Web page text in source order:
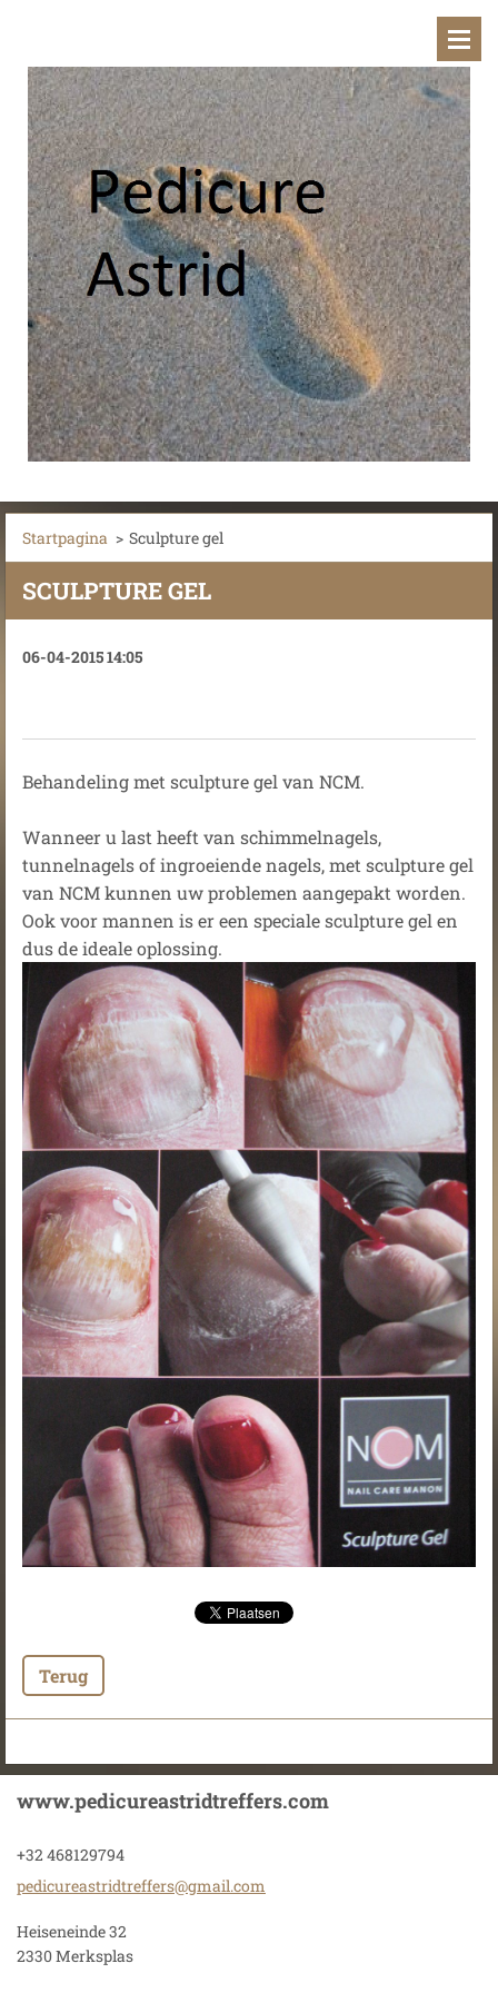
Startpagina > Sculpture gel
SCULPTURE GEL
06-04-2015 14:05
Behandeling met sculpture gel van NCM.
Wanneer u last heeft van schimmelnagels,
tunnelnagels of ingroeiende nagels, met sculpture gel
van NCM kunnen uw problemen aangepakt worden.
Ook voor mannen is er een speciale sculpture gel en
dus de ideale oplossing.
Terug
www.pedicureastridtreffers.com
+32 468129794
pedicureastridtreffers@gmail.com
Heiseneinde 32
2330 Merksplas